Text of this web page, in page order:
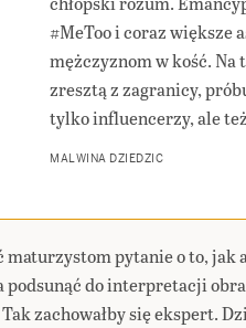
#MeToo i coraz większe
mężczyznom w kość. Na
zresztą z zagranicy,
tylko influencerzy, ale
MALWINA DZIEDZIC
maturzystom pytanie o to,
podsunąć do interpretacji
zachowałby się ekspert.